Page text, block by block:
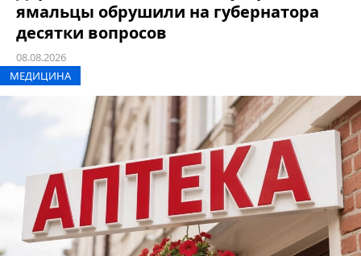
ямальцы обрушили на губернатора
десятки вопросов
08.08.2026
МЕДИЦИНА